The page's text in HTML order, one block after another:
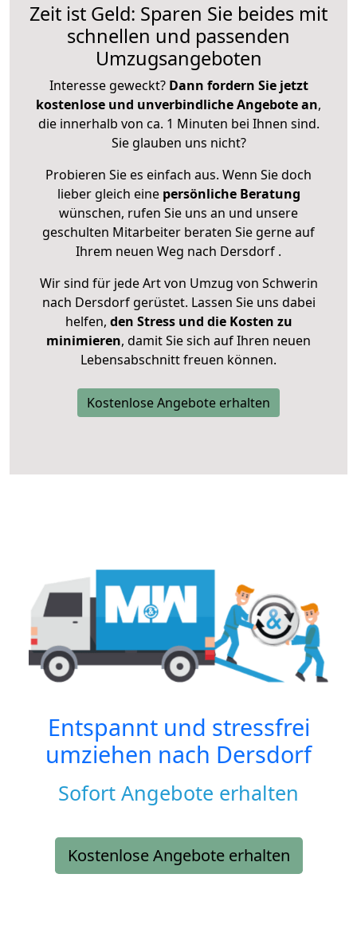
Zeit ist Geld: Sparen Sie beides mit
schnellen und passenden
Umzugsangeboten
Interesse geweckt? Dann fordern Sie jetzt
kostenlose und unverbindliche Angebote an,
die innerhalb von ca. 1 Minuten bei Ihnen sind.
Sie glauben uns nicht?
Probieren Sie es einfach aus. Wenn Sie doch
lieber gleich eine persönliche Beratung
wünschen, rufen Sie uns an und unsere
geschulten Mitarbeiter beraten Sie gerne auf
Ihrem neuen Weg nach Dersdorf .
Wir sind für jede Art von Umzug von Schwerin
nach Dersdorf gerüstet. Lassen Sie uns dabei
helfen, den Stress und die Kosten zu
minimieren, damit Sie sich auf Ihren neuen
Lebensabschnitt freuen können.
Kostenlose Angebote erhalten
Entspannt und stressfrei
umziehen nach Dersdorf
Sofort Angebote erhalten
Kostenlose Angebote erhalten